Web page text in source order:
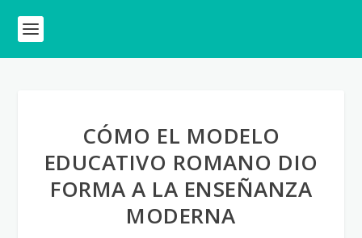
CÓMO EL MODELO
EDUCATIVO ROMANO DIO
FORMA A LA ENSEÑANZA
MODERNA